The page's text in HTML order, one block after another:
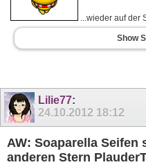
...wieder auf der
Show
Lilie77:
24.10.2012 18:12
AW: Soaparella Seifen
anderen Stern